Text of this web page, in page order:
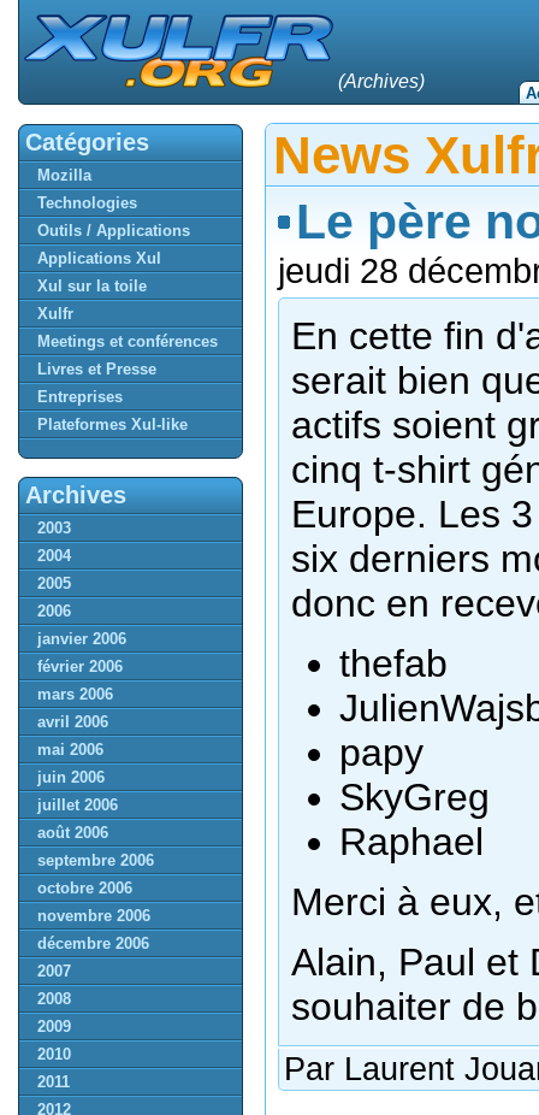
(Archives)
News
Le père
jeudi 28
En cette fin
serait bien
actifs soient
cinq t-shirt
Europe. Les
six derniers
donc en
thefab
papy
SkyGreg
Raphael
Merci à eux,
Alain, Paul et
souhaiter de
Par Laurent
Catégories
Mozilla
Technologies
Outils / Applications
Applications Xul
Xul sur la toile
Xulfr
Meetings et conférences
Livres et Presse
Entreprises
Plateformes Xul-like
Archives
2003
2004
2005
2006
janvier 2006
février 2006
mars 2006
avril 2006
mai 2006
juin 2006
juillet 2006
août 2006
septembre 2006
octobre 2006
novembre 2006
décembre 2006
2007
2008
2009
2010
2011
2012